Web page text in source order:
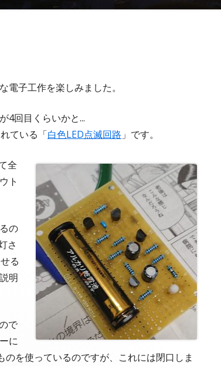
電子工作を楽しみました。
4回目くらいかと...
ている「白色LED点滅回路 」です。
全
ト
の
さ
る
明
で
に
を使っているのですが、これには閉口しま